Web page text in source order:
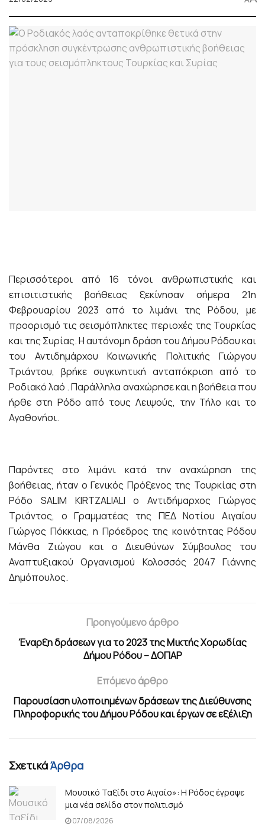
Περισσότεροι από 16 τόνοι ανθρωπιστικής και
επισιτιστικής βοήθειας ξεκίνησαν σήμερα 21η
Φεβρουαρίου 2023 από το λιμάνι της Ρόδου, με
προορισμό τις σεισμόπληκτες περιοχές της Τουρκίας
και της Συρίας. Η αυτόνομη δράση του Δήμου Ρόδου και
του Αντιδημάρχου Κοινωνικής Πολιτικής Γιώργου
Τριάντου, βρήκε συγκινητική ανταπόκριση από το
Ροδιακό λαό . Παράλληλα αναχώρησε και η βοήθεια που
ήρθε στη Ρόδο από τους Λειψούς, την Τήλο και το
Αγαθονήσι.
Παρόντες στο λιμάνι κατά την αναχώρηση της
βοήθειας, ήταν ο Γενικός Πρόξενος της Τουρκίας στη
Ρόδο SALIM KIRTZALIALI ο Αντιδήμαρχος Γιώργος
Τριάντος, ο Γραμματέας της ΠΕΔ Νοτίου Αιγαίου
Γιώργος Πόκκιας, η Πρόεδρος της κοινότητας Ρόδου
Μάνθα Ζιώγου και ο Διευθύνων Σύμβουλος του
Αναπτυξιακού Οργανισμού Κολοσσός 2047 Γιάννης
Δημόπουλος.
Προηγούμενο άρθρο
Έναρξη δράσεων για το 2023 της Μικτής Χορωδίας
Δήμου Ρόδου – ΔΟΠΑΡ
Επόμενο άρθρο
Παρουσίαση υλοποιημένων δράσεων της Διεύθυνσης
Πληροφορικής του Δήμου Ρόδου και έργων σε εξέλιξη
ΣχετικάΆρθρα
Μουσικό Ταξίδι στο Αιγαίο»: Η Ρόδος έγραψε
μια νέα σελίδα στον πολιτισμό
07/08/2026